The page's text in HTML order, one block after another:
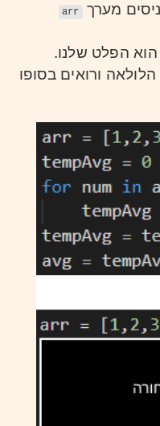
מערך arr
הפלט שלנו.
ורואים בסופו